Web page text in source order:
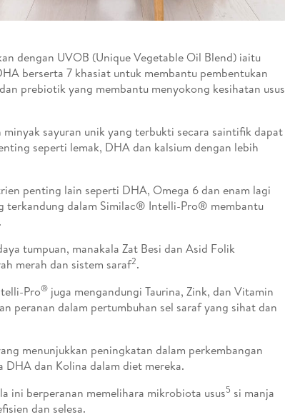
dengan UVOB (Unique Vegetable Oil Blend) iaitu
berserta 7 khasiat untuk membantu pembentukan
prebiotik yang membantu menyokong kesihatan usus
sayuran unik yang terbukti secara saintifik dapat
seperti lemak, DHA dan kalsium dengan lebih
penting lain seperti DHA, Omega 6 dan enam lagi
terkandung dalam Similac® Intelli-Pro® membantu
tumpuan, manakala Zat Besi dan Asid Folik
merah dan sistem saraf2.
Pro® juga mengandungi Taurina, Zink, dan Vitamin
peranan dalam pertumbuhan sel saraf yang sihat dan
menunjukkan peningkatan dalam perkembangan
DHA dan Kolina dalam diet mereka.
ini berperanan memelihara mikrobiota usus5 si manja
dan selesa.